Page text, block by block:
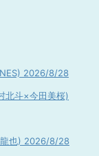
2026/8/28
北斗×今田美桜)
龍也) 2026/8/28